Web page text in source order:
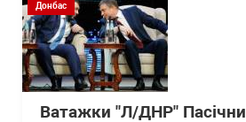
Донбас
Ватажки "Л/ДНР"